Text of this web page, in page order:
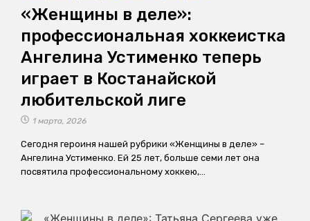
«Женщины в деле»:
профессиональная хоккеистка
Ангелина Устименко теперь
играет в Костанайской
любительской лиге
1 марта, 2026
Сегодня героиня нашей рубрики «Женщины в деле» –
Ангелина Устименко. Ей 25 лет, больше семи лет она
посвятила профессиональному хоккею,…